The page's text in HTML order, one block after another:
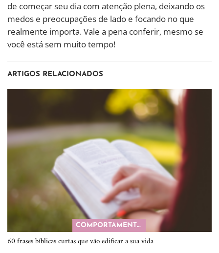
de começar seu dia com atenção plena, deixando os
medos e preocupações de lado e focando no que
realmente importa. Vale a pena conferir, mesmo se
você está sem muito tempo!
ARTIGOS RELACIONADOS
COMPORTAMENTO
60 frases bíblicas curtas que vão edificar a sua vida